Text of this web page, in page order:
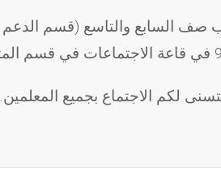
لكم الاجتماع بجميع المعلمين.